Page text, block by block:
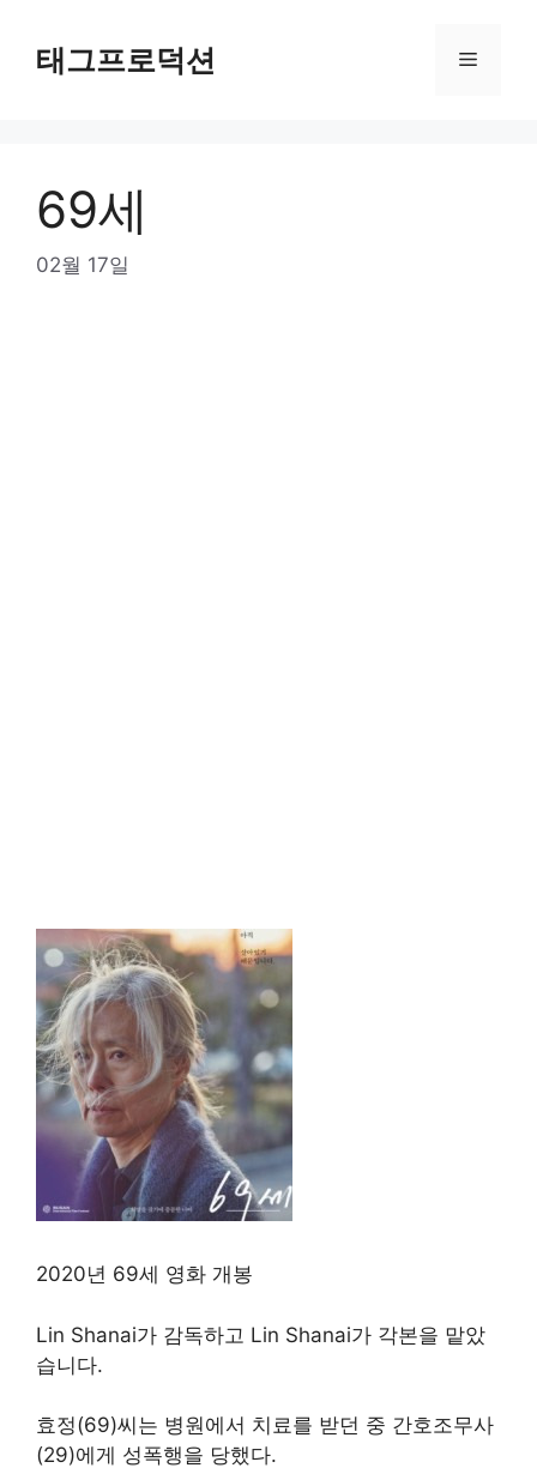
content태그프로덕션 Menu
69세
02월 17일
2020년 69세 영화 개봉
Lin Shanai가 감독하고 Lin Shanai가 각본을 맡았
습니다.
효정(69)씨는 병원에서 치료를 받던 중 간호조무사
(29)에게 성폭행을 당했다.